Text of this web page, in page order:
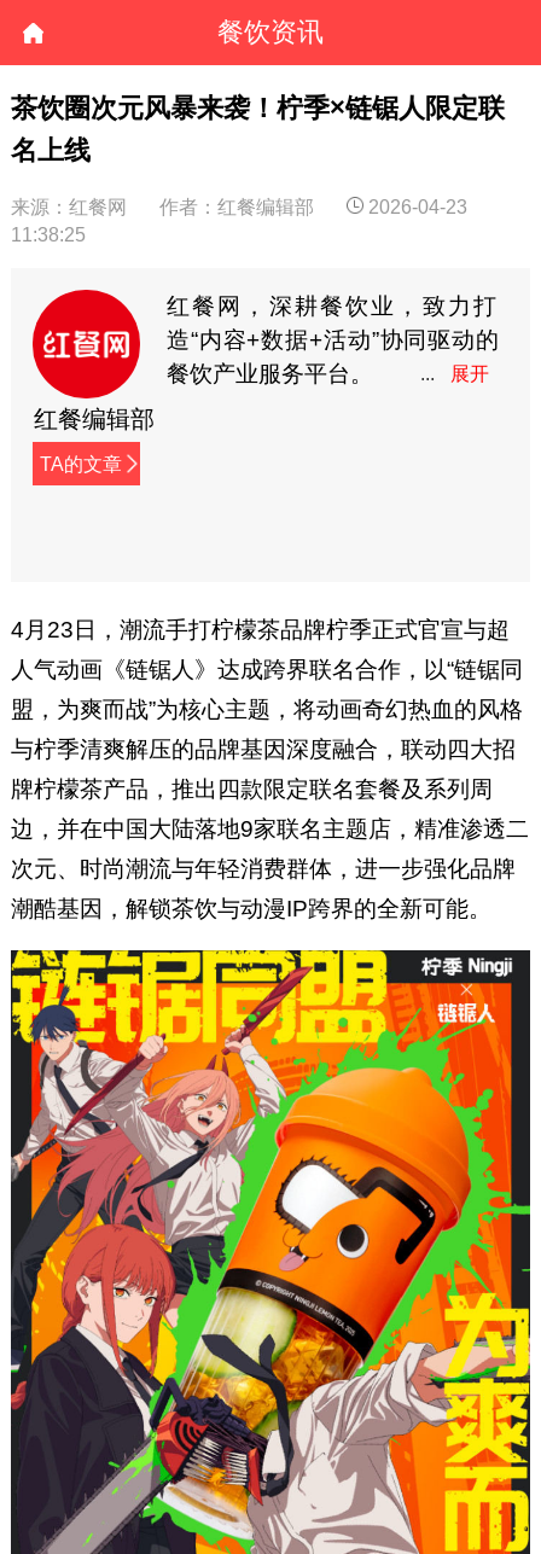
餐饮资讯
茶饮圈次元风暴来袭！柠季×链锯人限定联
名上线
来源：红餐网 作者：红餐编辑部
2026-04-23
11:38:25
红餐编辑部
TA的文章
红餐网，深耕餐饮业，致力打
造“内容+数据+活动”协同驱动的
餐饮产业服务平台。
4月23日，潮流手打柠檬茶品牌柠季正式官宣与超
人气动画《链锯人》达成跨界联名合作，以“链锯同
盟，为爽而战”为核心主题，将动画奇幻热血的风格
与柠季清爽解压的品牌基因深度融合，联动四大招
牌柠檬茶产品，推出四款限定联名套餐及系列周
边，并在中国大陆落地9家联名主题店，精准渗透二
次元、时尚潮流与年轻消费群体，进一步强化品牌
潮酷基因，解锁茶饮与动漫IP跨界的全新可能。